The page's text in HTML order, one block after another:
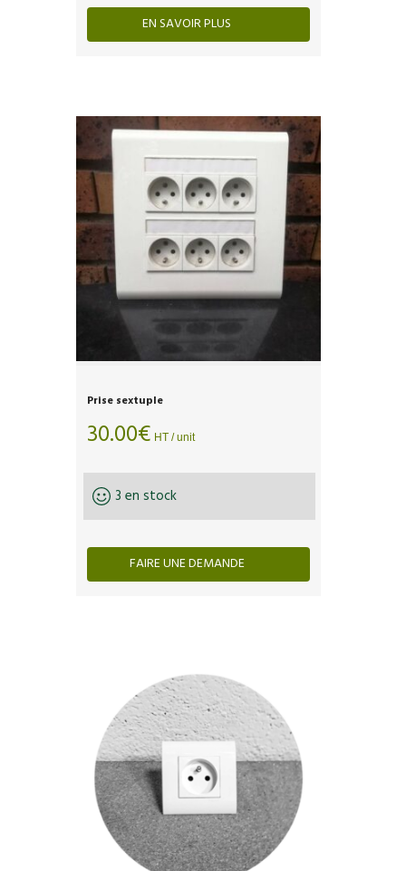
EN SAVOIR PLUS
Prise sextuple
30.00€ HT / unit
3 en stock
FAIRE UNE DEMANDE